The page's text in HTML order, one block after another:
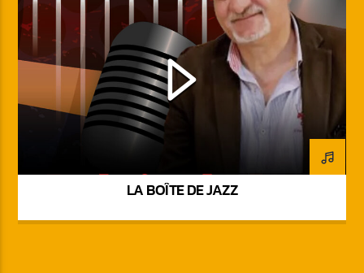
LA BOÎTE DE JAZZ